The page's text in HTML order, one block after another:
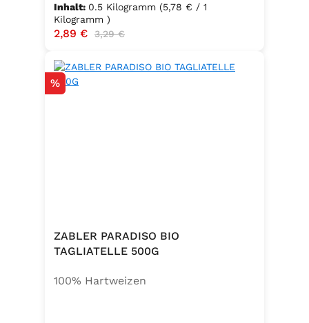
Inhalt: 0.5 Kilogramm (5,78 € / 1
Kilogramm )
Verkaufspreis:
2,89 € Regulärer Preis:
3,29 €
Rabatt
%
ZABLER PARADISO BIO
TAGLIATELLE 500G
100% Hartweizen